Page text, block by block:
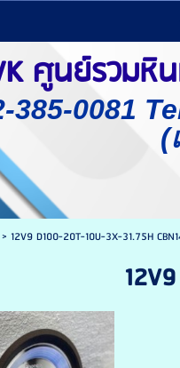
ศูนย์รวมหิ
385-0081
(
12V9 D100-20T-10U-3X-31.75H